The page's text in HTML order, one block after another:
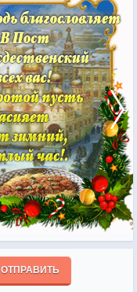
ОТПРАВИТЬ